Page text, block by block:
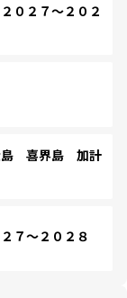
２７～２０２
島 喜界島 加計
７～２０２８